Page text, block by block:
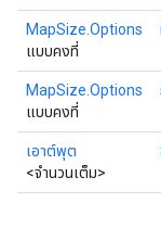
MapSize.Options
แบบคงที่
MapSize.Options
แบบคงที่
เอาต์พุต
<จำนวนเต็ม>